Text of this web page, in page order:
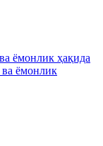
ёмонлик ҳақида
ёмонлик